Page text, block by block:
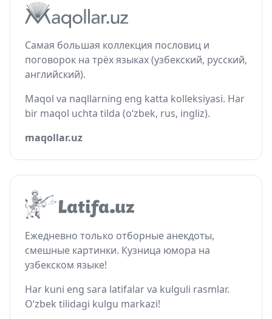
Самая большая коллекция пословиц и
поговорок на трёх языках (узбекский, русский,
английский).
Maqol va naqllarning eng katta kolleksiyasi. Har
bir maqol uchta tilda (o‘zbek, rus, ingliz).
maqollar.uz
Ежедневно только отборные анекдоты,
смешные картинки. Кузница юмора на
узбекском языке!
Har kuni eng sara latifalar va kulguli rasmlar.
O‘zbek tilidagi kulgu markazi!